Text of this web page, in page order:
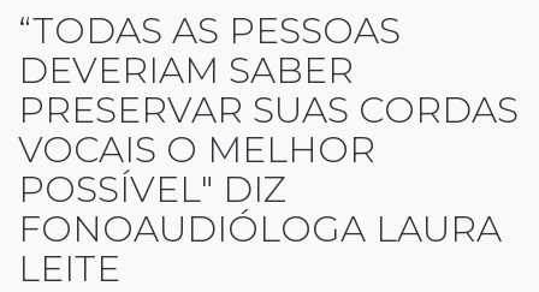
navegação
“TODAS AS PESSOAS
DEVERIAM SABER
PRESERVAR SUAS CORDAS
VOCAIS O MELHOR
POSSÍVEL" DIZ
FONOAUDIÓLOGA LAURA
LEITE